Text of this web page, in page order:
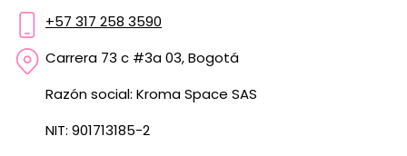
+57 317 258 3590
Carrera 73 c #3a 03, Bogotá
Razón social: Kroma Space SAS
NIT: 901713185-2